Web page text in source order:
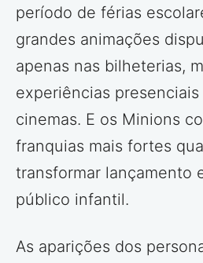
período de férias
grandes animações
apenas nas bilheterias,
experiências
cinemas. E os Minions
franquias mais fortes
transformar lançamento
público infantil.
As aparições dos